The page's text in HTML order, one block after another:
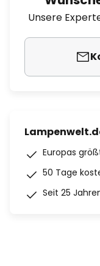
Unsere
Europas
50 Tage
Seit 25